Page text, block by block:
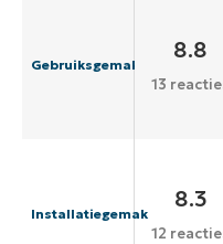
Gebruiksgemak
8.8
13
Installatiegemak
8.3
12